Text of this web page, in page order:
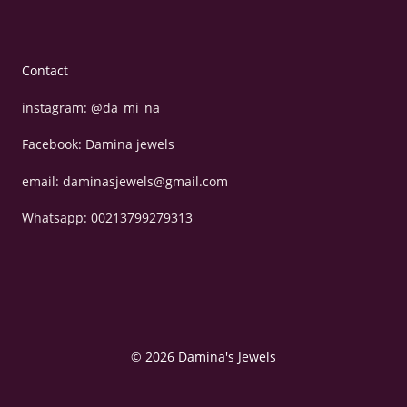
Contact
instagram: @da_mi_na_
Facebook: Damina jewels
email: daminasjewels@gmail.com
Whatsapp: 00213799279313
© 2026 Damina's Jewels